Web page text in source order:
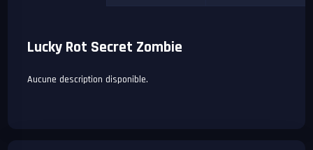
Lucky Rot Secret Zombie
Aucune description disponible.